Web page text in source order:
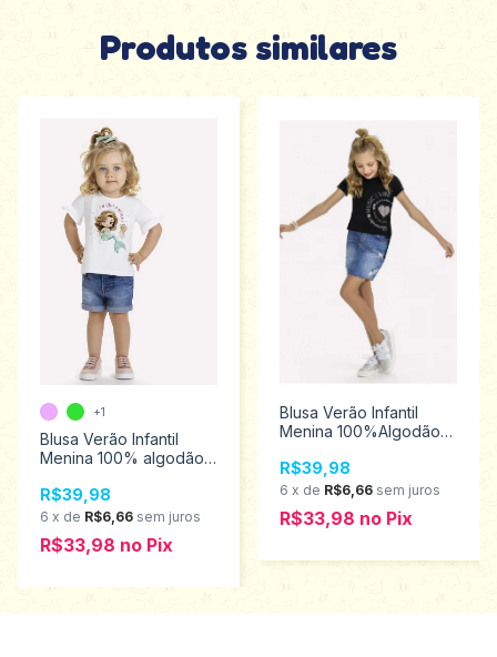
Produtos similares
Blusa Verão Infantil
Menina 100% algodão
1000498
R$39,98
6 x de R$6,66 sem juros
R$33,98 no Pix
+1
Blusa Verão Infantil
Menina 100%Algodão
1000550
R$39,98
6 x de R$6,66 sem juros
R$33,98 no Pix